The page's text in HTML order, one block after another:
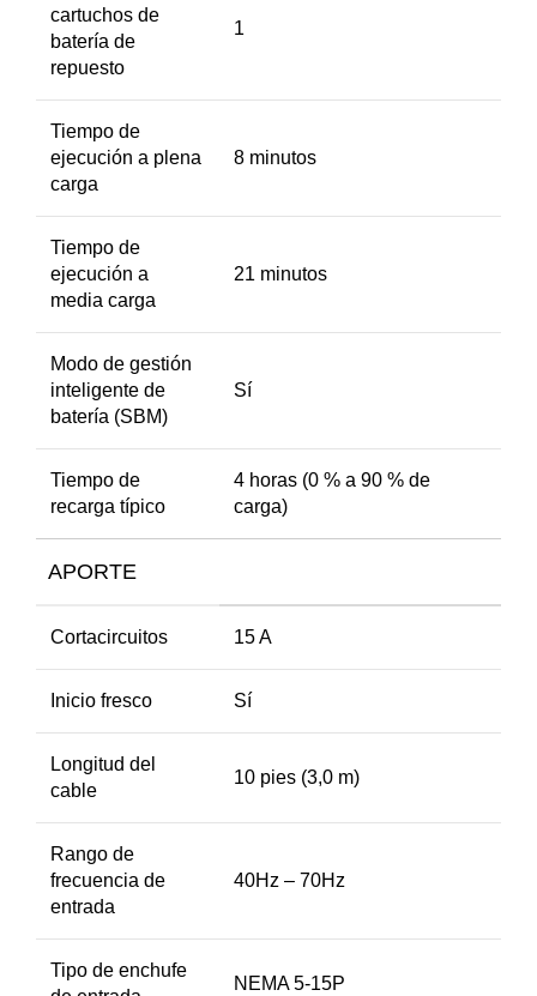
cartuchos de
batería de
repuesto
1
Tiempo de
ejecución a plena
carga
8 minutos
Tiempo de
ejecución a
media carga
21 minutos
Modo de gestión
inteligente de
batería (SBM)
Sí
Tiempo de
recarga típico
4 horas (0 % a 90 % de
carga)
APORTE
Cortacircuitos 15 A
Inicio fresco Sí
Longitud del
cable
10 pies (3,0 m)
Rango de
frecuencia de
entrada
40Hz – 70Hz
Tipo de enchufe
NEMA 5-15P